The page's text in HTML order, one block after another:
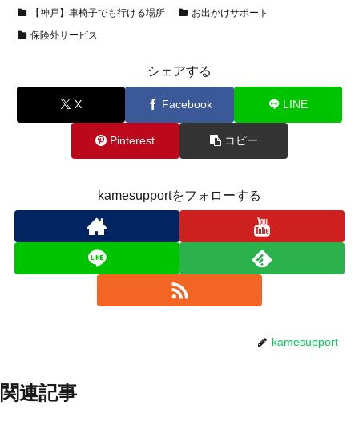
【神戸】車椅子でも行ける場所
お出かけサポート
保険外サービス
シェアする
X Facebook LINE
Pinterest コピー
kamesupportをフォローする
kamesupport
関連記事